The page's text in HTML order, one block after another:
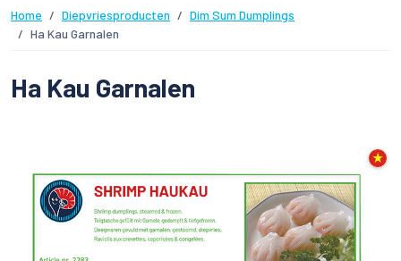
Home Diepvriesproducten
Dim Sum Dumplings
Ha Kau Garnalen
Ha Kau Garnalen